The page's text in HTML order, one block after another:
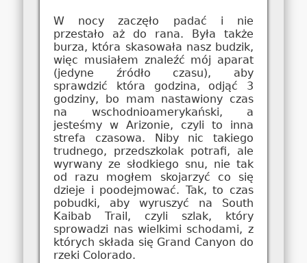
W nocy zaczęło padać i nie
przestało aż do rana. Była także
burza, która skasowała nasz budzik,
więc musiałem znaleźć mój aparat
(jedyne źródło czasu), aby
sprawdzić która godzina, odjąć 3
godziny, bo mam nastawiony czas
na wschodnioamerykański, a
jesteśmy w Arizonie, czyli to inna
strefa czasowa. Niby nic takiego
trudnego, przedszkolak potrafi, ale
wyrwany ze słodkiego snu, nie tak
od razu mogłem skojarzyć co się
dzieje i poodejmować. Tak, to czas
pobudki, aby wyruszyć na South
Kaibab Trail, czyli szlak, który
sprowadzi nas wielkimi schodami, z
których składa się Grand Canyon do
rzeki Colorado.